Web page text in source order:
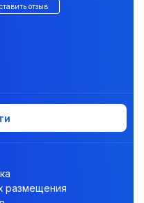
отзыв
размещения